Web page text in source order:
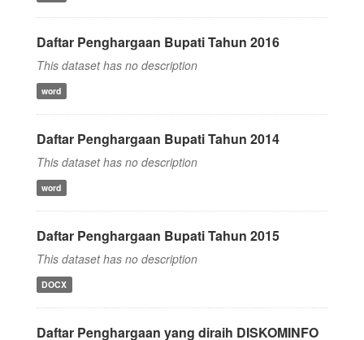
Daftar Penghargaan Bupati Tahun 2016
This dataset has no description
word
Daftar Penghargaan Bupati Tahun 2014
This dataset has no description
word
Daftar Penghargaan Bupati Tahun 2015
This dataset has no description
DOCX
Daftar Penghargaan yang diraih DISKOMINFO